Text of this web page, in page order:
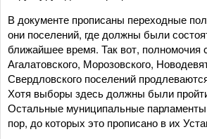
В документе прописаны переходные
они поселений, где должны были
ближайшее время. Так вот, полномочия
Агалатовского, Морозовского,
Свердловского поселений
Хотя выборы здесь должны были
Остальные муниципальные
пор, до которых это прописано в их